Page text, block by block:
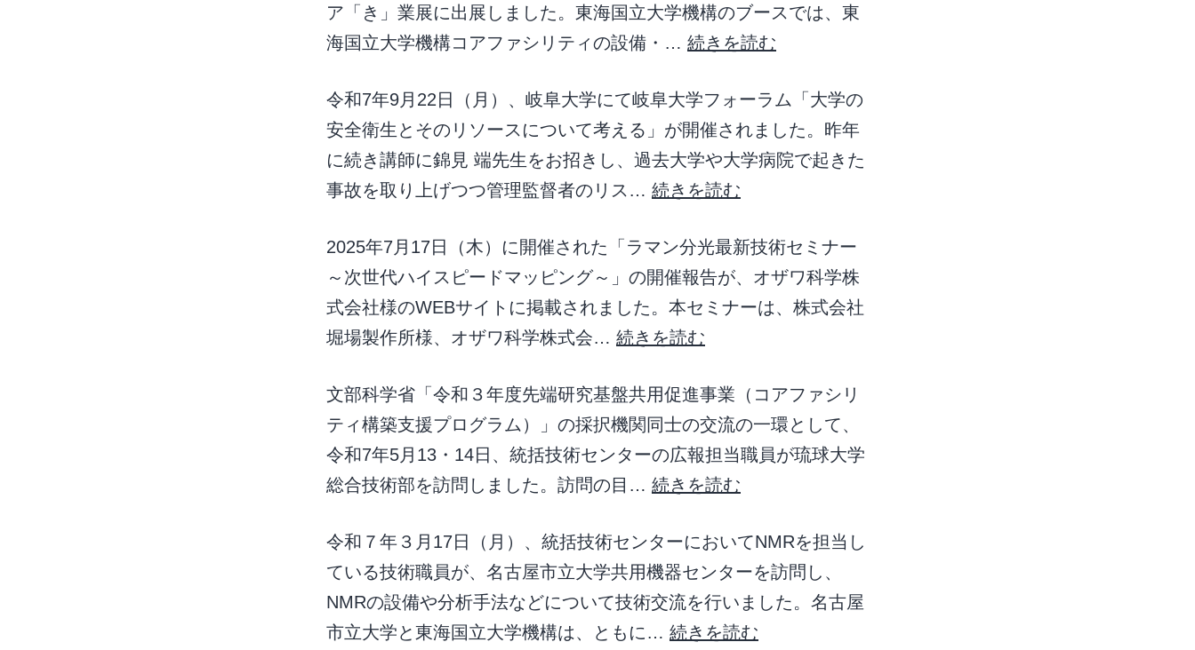
ア「き」業展に出展しました。東海国立大学機構のブースでは、東
海国立大学機構コアファシリティの設備・… 続きを読む
令和7年9月22日（月）、岐阜大学にて岐阜大学フォーラム「大学の
安全衛生とそのリソースについて考える」が開催されました。昨年
に続き講師に錦見 端先生をお招きし、過去大学や大学病院で起きた
事故を取り上げつつ管理監督者のリス… 続きを読む
2025年7月17日（木）に開催された「ラマン分光最新技術セミナー
～次世代ハイスピードマッピング～」の開催報告が、オザワ科学株
式会社様のWEBサイトに掲載されました。本セミナーは、株式会社
堀場製作所様、オザワ科学株式会… 続きを読む
文部科学省「令和３年度先端研究基盤共用促進事業（コアファシリ
ティ構築支援プログラム）」の採択機関同士の交流の一環として、
令和7年5月13・14日、統括技術センターの広報担当職員が琉球大学
総合技術部を訪問しました。訪問の目… 続きを読む
令和７年３月17日（月）、統括技術センターにおいてNMRを担当し
ている技術職員が、名古屋市立大学共用機器センターを訪問し、
NMRの設備や分析手法などについて技術交流を行いました。名古屋
市立大学と東海国立大学機構は、ともに… 続きを読む